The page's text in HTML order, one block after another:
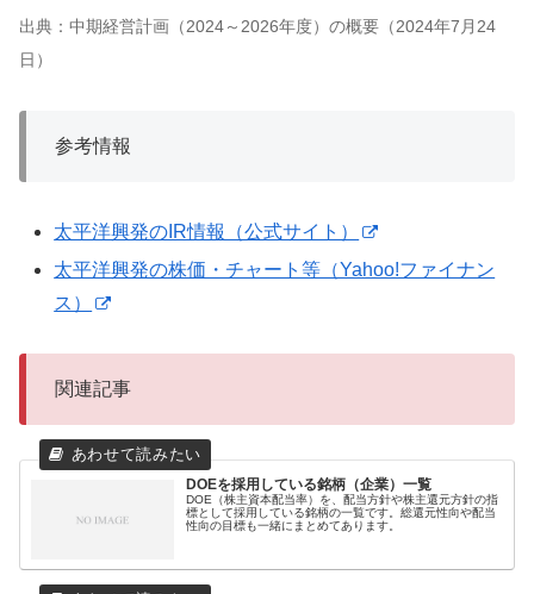
出典：中期経営計画（2024～2026年度）の概要（2024年7月24
日）
参考情報
太平洋興発のIR情報（公式サイト）
太平洋興発の株価・チャート等（Yahoo!ファイナン
ス）
関連記事
DOEを採用している銘柄（企業）一覧
DOE（株主資本配当率）を、配当方針や株主還元方針の指
標として採用している銘柄の一覧です。総還元性向や配当
性向の目標も一緒にまとめてあります。